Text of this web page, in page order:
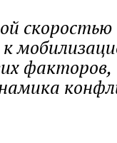
факторов,